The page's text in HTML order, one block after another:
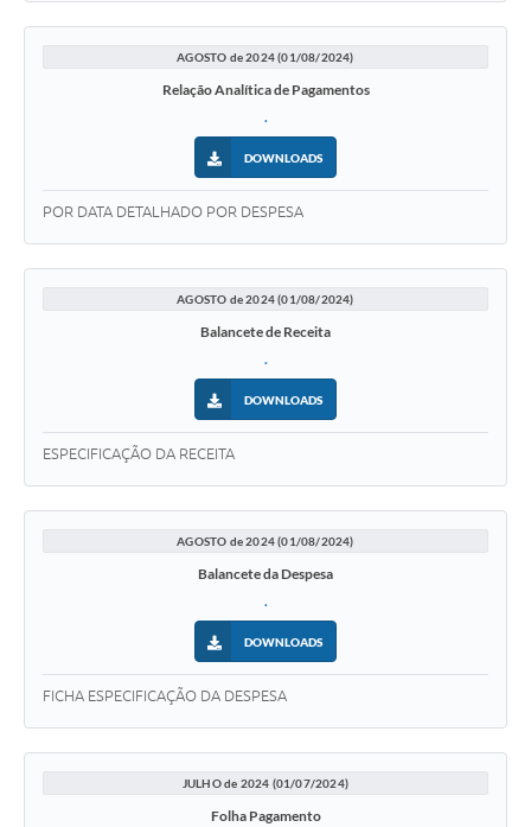
AGOSTO de 2024 (01/08/2024)
Relação Analítica de Pagamentos
.
DOWNLOADS
POR DATA DETALHADO POR DESPESA
AGOSTO de 2024 (01/08/2024)
Balancete de Receita
.
DOWNLOADS
ESPECIFICAÇÃO DA RECEITA
AGOSTO de 2024 (01/08/2024)
Balancete da Despesa
.
DOWNLOADS
FICHA ESPECIFICAÇÃO DA DESPESA
JULHO de 2024 (01/07/2024)
Folha Pagamento